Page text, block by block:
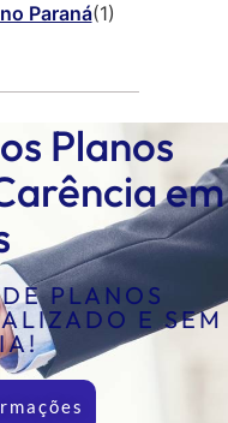
Paraná(1)
Planos
em
PLANOS
E SEM